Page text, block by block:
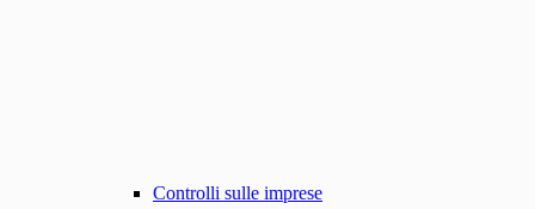
Controlli sulle imprese